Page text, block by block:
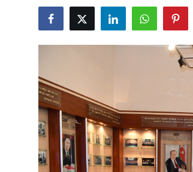
Müsahibə
Elm və innovasiya
Reportaj